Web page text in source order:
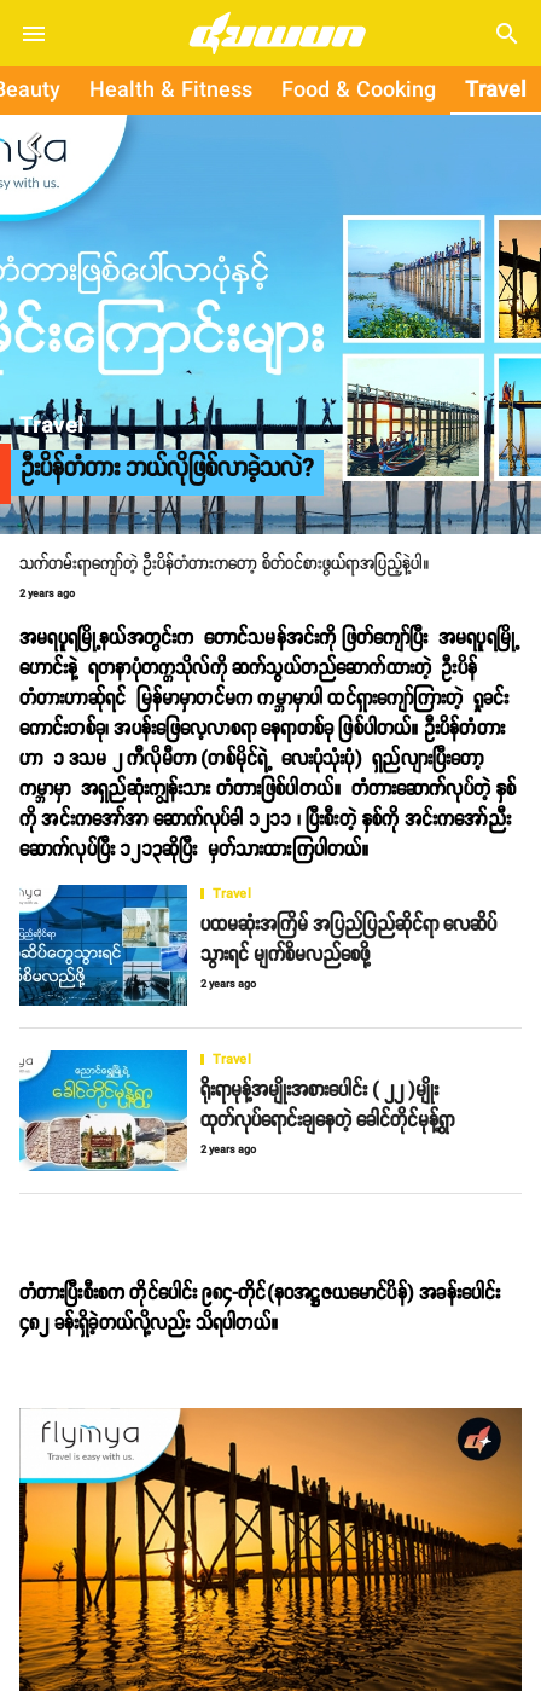
search
Health & Fitness Food & Cooking Travel
arrow_back_ios
Travel
ဦးပိန်တံတား ဘယ်လိုဖြစ်လာခဲ့သလဲ?
သက်တမ်းရာကျော်တဲ့ ဦးပိန်တံတားကတော့ စိတ်ဝင်စားဖွယ်ရာအပြည့်နဲ့ပါ။
2 years ago
အမရပူရမြို့နယ်အတွင်းက တောင်သမန်အင်းကို ဖြတ်ကျော်ပြီး အမရပူရမြို့
ဟောင်းနဲ့ ရတနာပုံတက္ကသိုလ်ကို ဆက်သွယ်တည်ဆောက်ထားတဲ့ ဦးပိန်
တံတားဟာဆ်ုရင် မြန်မာမှာတင်မက ကမ္ဘာမှာပါ ထင်ရှားကျော်ကြားတဲ့ ရှုခင်း
ကောင်းတစ်ခု၊ အပန်းဖြေလေ့လာစရာ နေရာတစ်ခု ဖြစ်ပါတယ်။ ဦးပိန်တံတား
ဟာ ၁ ဒသမ ၂ ကီလိုမီတာ (တစ်မိုင်ရဲ့ လေးပုံသုံးပုံ) ရှည်လျားပြီးတော့
ကမ္ဘာမှာ အရှည်ဆုံးကျွန်းသား တံတားဖြစ်ပါတယ်။ တံတားဆောက်လုပ်တဲ့ နှစ်
ကို အင်းကအော်အာ ဆောက်လုပ်ခါ ၁၂၁၁ ၊ ပြီးစီးတဲ့ နှစ်ကို အင်းကအော်ညီး
ဆောက်လုပ်ပြီး ၁၂၁၃ဆိုပြီး မှတ်သားထားကြပါတယ်။
Travel
ပထမဆုံးအကြိမ် အပြည်​​ပြည်ဆိုင်ရာ လေဆိပ်
သွားရင် မျက်စိမလည်စေဖို့
2 years ago
Travel
ရိုးရာမုန့်အမျိုးအစားပေါင်း ( ၂၂ )မျိုး
ထုတ်လုပ်‌ရောင်းချနေတဲ့ ခေါင်တိုင်မုန့်ရွာ
2 years ago
တံတားပြီးစီးစက တိုင်ပေါင်း ၉၈၄-တိုင်(နဝအဋ္ဌဇယမောင်ပိန်) အခန်းပေါင်း
၄၈၂ ခန်းရှိခဲ့တယ်လို့လည်း သိရပါတယ်။